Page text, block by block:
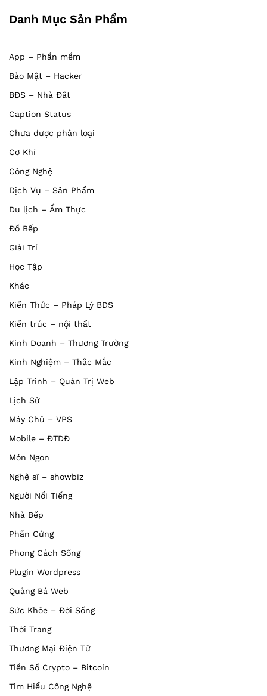
Danh Mục Sản Phẩm
App – Phần mềm
Bảo Mật – Hacker
BĐS – Nhà Đất
Caption Status
Chưa được phân loại
Cơ Khí
Công Nghệ
Dịch Vụ – Sản Phẩm
Du lịch – Ẩm Thực
Đồ Bếp
Giải Trí
Học Tập
Khác
Kiến Thức – Pháp Lý BDS
Kiến trúc – nội thất
Kinh Doanh – Thương Trường
Kinh Nghiệm – Thắc Mắc
Lập Trình – Quản Trị Web
Lịch Sử
Máy Chủ – VPS
Mobile – ĐTDĐ
Món Ngon
Nghệ sĩ – showbiz
Người Nổi Tiếng
Nhà Bếp
Phần Cứng
Phong Cách Sống
Plugin Wordpress
Quảng Bá Web
Sức Khỏe – Đời Sống
Thời Trang
Thương Mại Điện Tử
Tiền Số Crypto – Bitcoin
Tìm Hiểu Công Nghệ